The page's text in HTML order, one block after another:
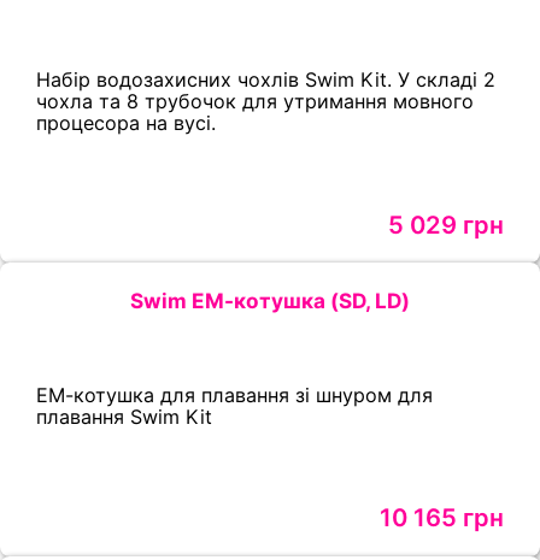
Набір водозахисних чохлів Swim Kit. У складі 2
чохла та 8 трубочок для утримання мовного
процесора на вусі.
5 029 грн
Swim ЕМ-котушка (SD, LD)
ЕМ-котушка для плавання зі шнуром для
плавання Swim Kit
10 165 грн